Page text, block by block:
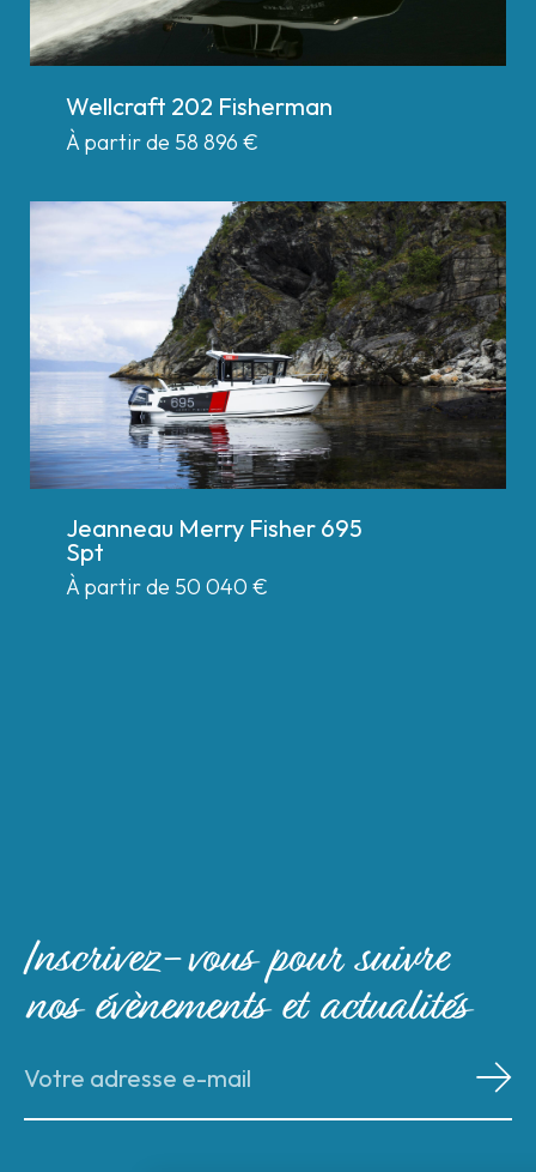
Wellcraft 202 Fisherman
À partir de 58 896 €
Jeanneau Merry Fisher 695
Spt
À partir de 50 040 €
Inscrivez-vous pour suivre
nos évènements et actualités